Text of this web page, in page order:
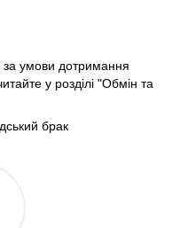
за умови дотримання
у розділі "Обмін та
брак